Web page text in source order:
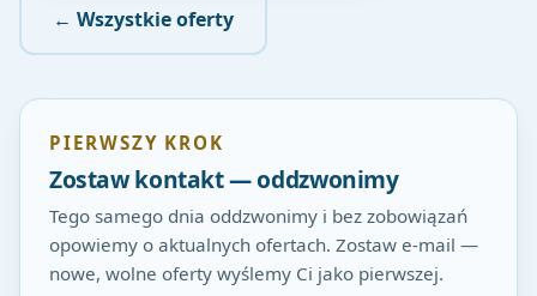
← Wszystkie oferty
PIERWSZY KROK
Zostaw kontakt — oddzwonimy
Tego samego dnia oddzwonimy i bez zobowiązań
opowiemy o aktualnych ofertach. Zostaw e-mail —
nowe, wolne oferty wyślemy Ci jako pierwszej.